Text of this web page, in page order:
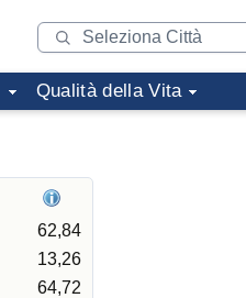
Qualità della Vita
62,84
13,26
64,72